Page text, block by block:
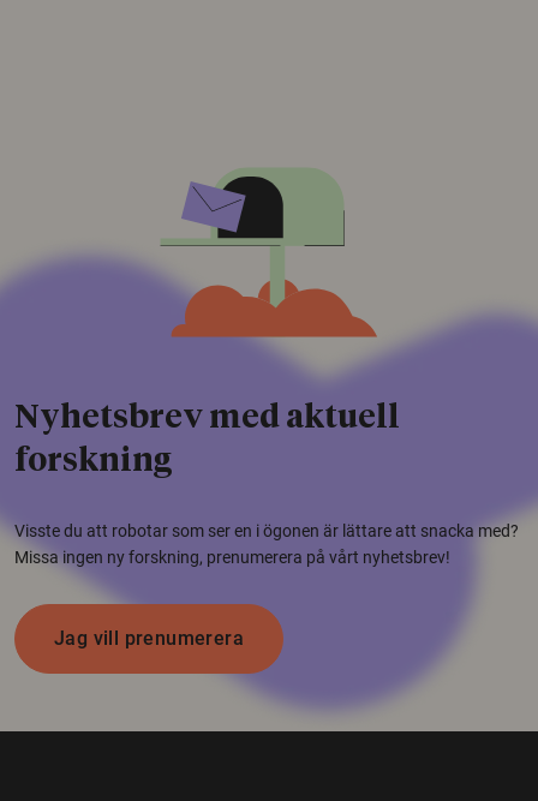
Nyhetsbrev med aktuell
forskning
Visste du att robotar som ser en i ögonen är lättare att snacka med?
Missa ingen ny forskning, prenumerera på vårt nyhetsbrev!
Jag vill prenumerera